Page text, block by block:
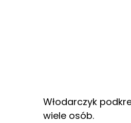
Włodarczyk
wiele osób.